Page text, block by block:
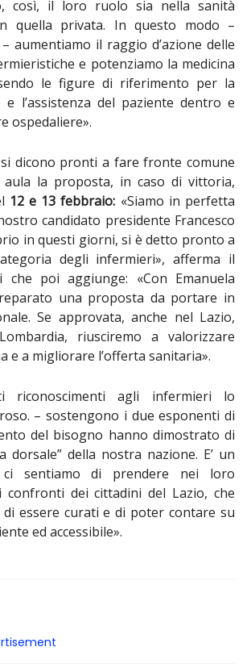
così, il loro ruolo sia nella sanità
quella privata. In questo modo –
aumentiamo il raggio d’azione delle
e potenziamo la medicina
le figure di riferimento per la
l’assistenza del paziente dentro e
ospedaliere».
dicono pronti a fare fronte comune
la proposta, in caso di vittoria,
12 e 13 febbraio: «Siamo in perfetta
candidato presidente Francesco
in questi giorni, si è detto pronto a
degli infermieri», afferma il
che poi aggiunge: «Con Emanuela
una proposta da portare in
Se approvata, anche nel Lazio,
riusciremo a valorizzare
e a migliorare l’offerta sanitaria».
riconoscimenti agli infermieri lo
– sostengono i due esponenti di
del bisogno hanno dimostrato di
dorsale” della nostra nazione. E’ un
ci sentiamo di prendere nei loro
dei cittadini del Lazio, che
essere curati e di poter contare su
ed accessibile».